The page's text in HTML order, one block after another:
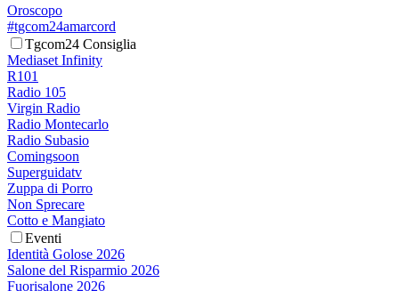
Oroscopo
#tgcom24amarcord
Tgcom24 Consiglia
Mediaset Infinity
R101
Radio 105
Virgin Radio
Radio Montecarlo
Radio Subasio
Comingsoon
Superguidatv
Zuppa di Porro
Non Sprecare
Cotto e Mangiato
Eventi
Identità Golose 2026
Salone del Risparmio 2026
Fuorisalone 2026